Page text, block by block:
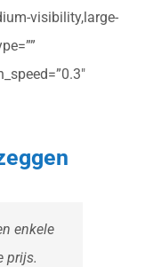
visibility,large-
enkele
prijs.